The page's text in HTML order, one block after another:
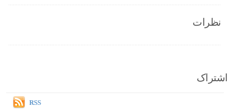
نظرات
اشتراک
RSS